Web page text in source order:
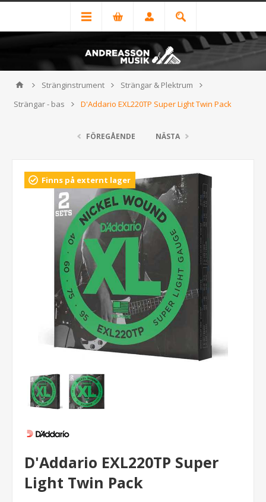
Stränginstrument
Strängar & Plektrum
Strängar - bas
D'Addario EXL220TP Super Light Twin Pack
FÖREGÅENDE NÄSTA
Finns på externt lager
D'Addario EXL220TP Super
Light Twin Pack